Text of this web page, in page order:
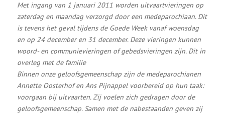
Met ingang van 1 januari 2011 worden uitvaartvieringen op
zaterdag en maandag verzorgd door een medeparochiaan. Dit
is tevens het geval tijdens de Goede Week vanaf woensdag
en op 24 december en 31 december. Deze vieringen kunnen
woord- en communievieringen of gebedsvieringen zijn. Dit in
overleg met de familie
Binnen onze geloofsgemeenschap zijn de medeparochianen
Annette Oosterhof en Ans Pijnappel voorbereid op hun taak:
voorgaan bij uitvaarten. Zij voelen zich gedragen door de
geloofsgemeenschap. Samen met de nabestaanden geven zij